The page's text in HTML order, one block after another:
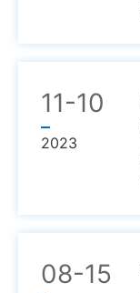
11-10
2023
08-15